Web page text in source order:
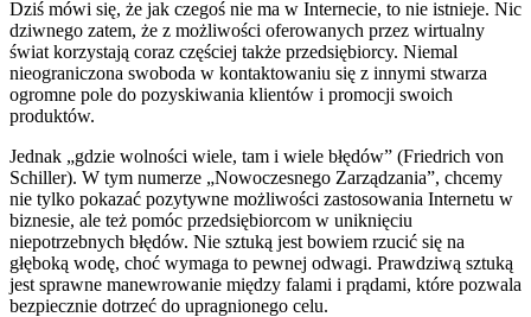
Dziś mówi się, że jak czegoś nie ma w Internecie, to nie istnieje. Nic
dziwnego zatem, że z możliwości oferowanych przez wirtualny
świat korzystają coraz częściej także przedsiębiorcy. Niemal
nieograniczona swoboda w kontaktowaniu się z innymi stwarza
ogromne pole do pozyskiwania klientów i promocji swoich
produktów.
Jednak „gdzie wolności wiele, tam i wiele błędów” (Friedrich von
Schiller). W tym numerze „Nowoczesnego Zarządzania”, chcemy
nie tylko pokazać pozytywne możliwości zastosowania Internetu w
biznesie, ale też pomóc przedsiębiorcom w uniknięciu
niepotrzebnych błędów. Nie sztuką jest bowiem rzucić się na
głęboką wodę, choć wymaga to pewnej odwagi. Prawdziwą sztuką
jest sprawne manewrowanie między falami i prądami, które pozwala
bezpiecznie dotrzeć do upragnionego celu.